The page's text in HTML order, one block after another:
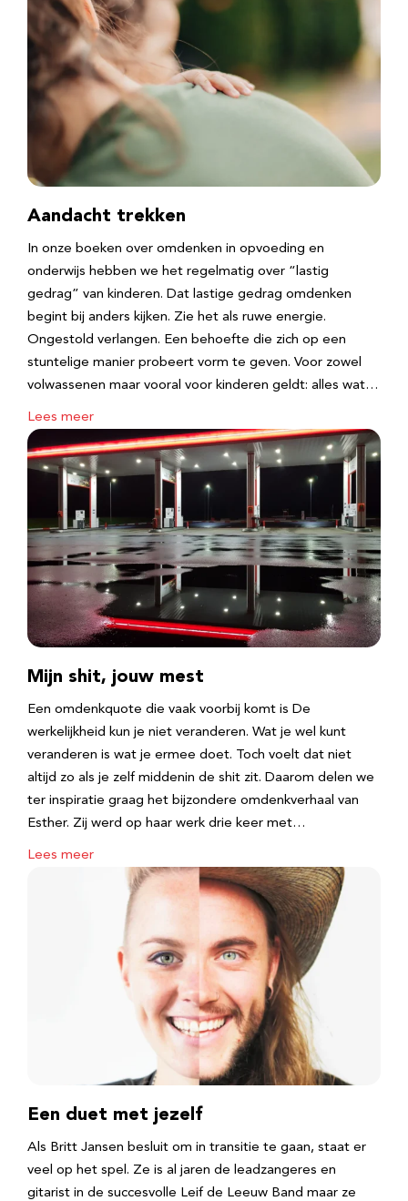
Aandacht trekken
In onze boeken over omdenken in opvoeding en
onderwijs hebben we het regelmatig over “lastig
gedrag” van kinderen. Dat lastige gedrag omdenken
begint bij anders kijken. Zie het als ruwe energie.
Ongestold verlangen. Een behoefte die zich op een
stuntelige manier probeert vorm te geven. Voor zowel
volwassenen maar vooral voor kinderen geldt: alles wat…
Lees meer
Mijn shit, jouw mest
Een omdenkquote die vaak voorbij komt is De
werkelijkheid kun je niet veranderen. Wat je wel kunt
veranderen is wat je ermee doet. Toch voelt dat niet
altijd zo als je zelf middenin de shit zit. Daarom delen we
ter inspiratie graag het bijzondere omdenkverhaal van
Esther. Zij werd op haar werk drie keer met…
Lees meer
Een duet met jezelf
Als Britt Jansen besluit om in transitie te gaan, staat er
veel op het spel. Ze is al jaren de leadzangeres en
gitarist in de succesvolle Leif de Leeuw Band maar ze